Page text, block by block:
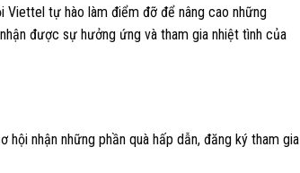
Viettel tự hào làm điểm đỡ để nâng cao những
được sự hưởng ứng và tham gia nhiệt tình của
nhận những phần quà hấp dẫn, đăng ký tham gia